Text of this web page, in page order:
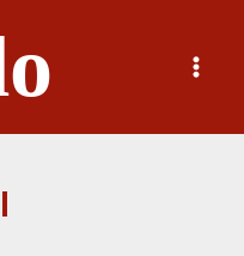
Main
Menu